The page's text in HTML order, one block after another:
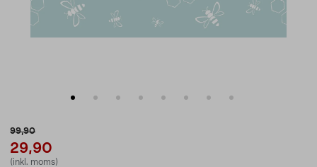
99,90
29,90
(inkl. moms)